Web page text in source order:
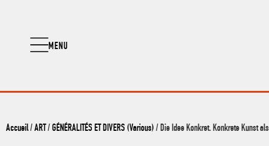
MENU
Accueil/ ART / GÉNÉRALITÉS ET DIVERS (Various) / Die Idee Konkret. Konkrete Kunst